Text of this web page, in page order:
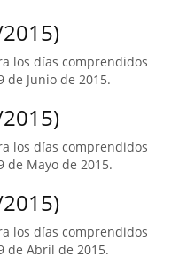
los días comprendidos
de Junio de 2015.
los días comprendidos
de Mayo de 2015.
los días comprendidos
de Abril de 2015.